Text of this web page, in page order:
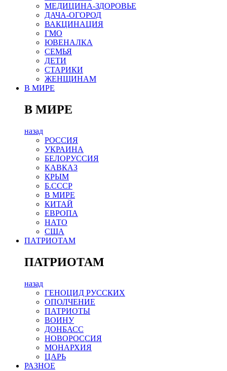
МЕДИЦИНА-ЗДОРОВЬЕ
ДАЧА-ОГОРОД
ВАКЦИНАЦИЯ
ГМО
ЮВЕНАЛКА
СЕМЬЯ
ДЕТИ
СТАРИКИ
ЖЕНЩИНАМ
В МИРЕ
В МИРЕ
назад
РОСCИЯ
УКРАИНА
БЕЛОРУССИЯ
КАВКАЗ
КРЫМ
Б.СССР
В МИРЕ
КИТАЙ
ЕВРОПА
НАТО
США
ПАТРИОТАМ
ПАТРИОТАМ
назад
ГЕНОЦИД РУССКИХ
ОПОЛЧЕНИЕ
ПАТРИОТЫ
ВОИНУ
ДОНБАСС
НОВОРОССИЯ
МОНАРХИЯ
ЦАРЬ
РАЗНОЕ